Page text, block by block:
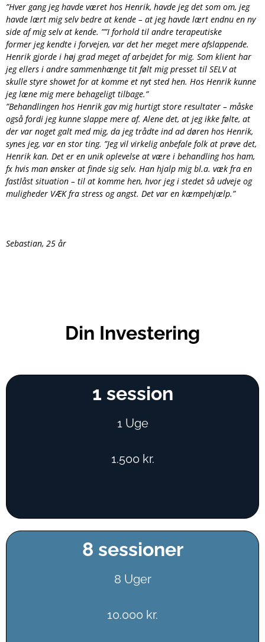
”Hver gang jeg havde været hos Henrik, havde jeg det som om, jeg
havde lært mig selv bedre at kende – at jeg havde lært endnu en ny
side af mig selv at kende. ””I forhold til andre terapeutiske
former jeg kendte i forvejen, var det her meget mere afslappende.
Henrik gjorde i høj grad meget af arbejdet for mig. Som klient har
jeg ellers i andre sammenhænge tit følt mig presset til SELV at
skulle styre showet for at komme et nyt sted hen. Hos Henrik kunne
jeg læne mig mere behageligt tilbage.”
”Behandlingen hos Henrik gav mig hurtigt store resultater – måske
også fordi jeg kunne slappe mere af. Alene det, at jeg ikke følte, at
der var noget galt med mig, da jeg trådte ind ad døren hos Henrik,
synes jeg, var en stor ting. ”Jeg vil virkelig anbefale folk at prøve det,
Henrik kan. Det er en unik oplevelse at være i behandling hos ham,
fx hvis man ønsker at finde sig selv. Han hjalp mig bl.a. væk fra en
fastlåst situation – til at komme hen, hvor jeg i stedet så udveje og
muligheder VÆK fra stress og angst. Det var en kæmpehjælp.”
Sebastian, 25 år
Din Investering
1 session
1 Uge
1.500 kr.
8 sessioner
8 Uger
10.000 kr.